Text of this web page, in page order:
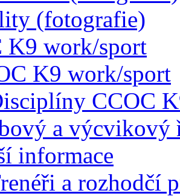
(fotografie)
K9 work/sport
K9 work/sport
CCOC
a výcvikový
informace
a rozhodčí